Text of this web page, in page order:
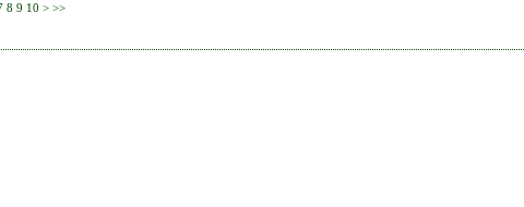
8 9 10 > >>